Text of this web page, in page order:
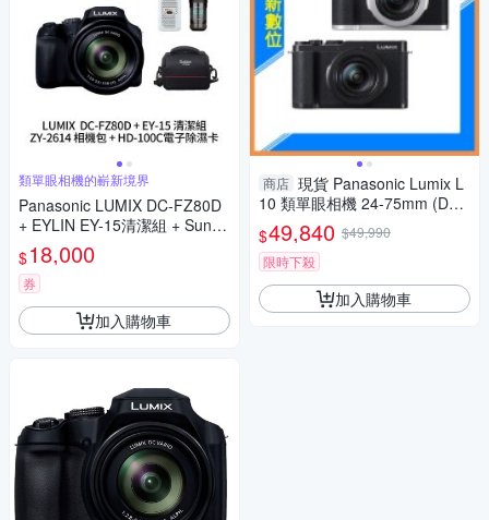
類單眼相機的嶄新境界
Panasonic LUMIX DC-FZ80D
+ EYLIN EY-15清潔組 + SunLi
ght ZY-2614相機包 + EirMai 銳
瑪 HD-100C電子除濕卡 FZ80
D (公司貨)
$18,000
券
加入購物車
商店 現貨 Panasonic Lumix L
10 類單眼相機 24-75mm (DC-
L10,公司貨)
$49,840 $49,990
限時下殺
加入購物車